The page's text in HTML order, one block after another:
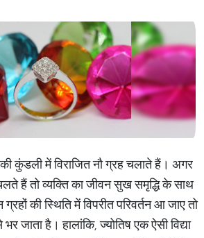
कुंडली में विराजित नौ ग्रह चलाते हैं। अगर
हैं तो व्यक्ति का जीवन सुख समृद्धि के साथ
की स्थिति में विपरीत परिवर्तन आ जाए तो
जाता है। हालांकि, ज्योतिष एक ऐसी विद्या